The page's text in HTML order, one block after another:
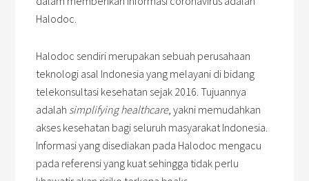
Halodoc.
Halodoc sendiri merupakan sebuah perusahaan
teknologi asal Indonesia yang melayani di bidang
telekonsultasi kesehatan sejak 2016. Tujuannya
adalah simplifying healthcare, yakni memudahkan
akses kesehatan bagi seluruh masyarakat Indonesia.
Informasi yang disediakan pada Halodoc mengacu
pada referensi yang kuat sehingga tidak perlu